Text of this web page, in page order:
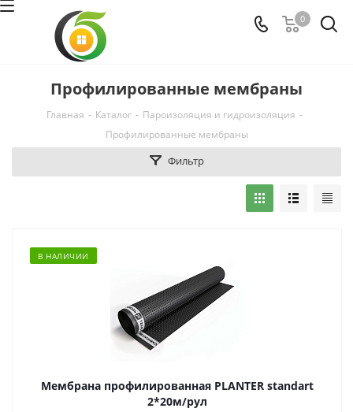
0
Профилированные мембраны
Главная - Каталог - Пароизоляция и гидроизоляция -
Профилированные мембраны
Фильтр
В НАЛИЧИИ
Мембрана профилированная PLANTER standart
2*20м/рул